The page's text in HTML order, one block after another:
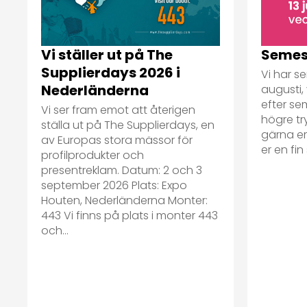
Vi ställer ut på The
Supplierdays 2026 i
Nederländerna
Vi ser fram emot att återigen
ställa ut på The Supplierdays, en
av Europas stora mässor för
profilprodukter och
presentreklam. Datum: 2 och 3
september 2026 Plats: Expo
Houten, Nederländerna Monter:
443 Vi finns på plats i monter 443
och...
Vi har
augusti,
efter
högre
gärna
er en